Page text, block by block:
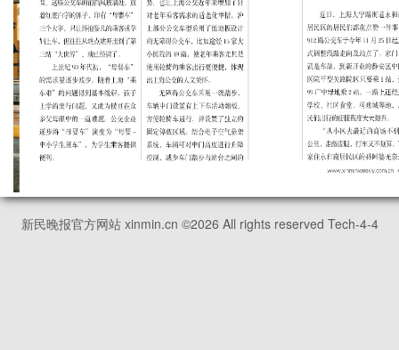
新民晚报官方网站 xinmin.cn ©2026 All rights reserved Tech-4-4